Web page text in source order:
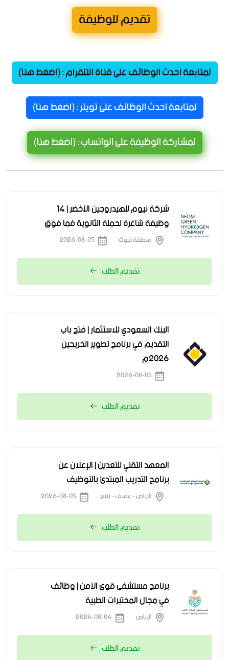
تقديم للوظيفة
لمتابعة احدث الوظائف على قناة التلقرام : (اضغط هنا)
لمتابعة احدث الوظائف على تويتر : (اضغط هنا)
لمشاركة الوظيفة على الواتساب : (اضغط هنا)
شركة نيوم للهيدروجين الأخضر | 14
وظيفة شاغرة لحملة الثانوية فما فوق
منطقة تبوك
تقديم الطلب
البنك السعودي للاستثمار | فتح باب
التقديم في برنامج تطوير الخريجين
2026م
تقديم الطلب
المعهد التقني للتعدين | الإعلان عن
برنامج التدريب المبتدئ بالتوظيف
الرياض - عفيف - ينبع
تقديم الطلب
برنامج مستشفى قوى الأمن | وظائف
في مجال المختبرات الطبية
الرياض
تقديم الطلب